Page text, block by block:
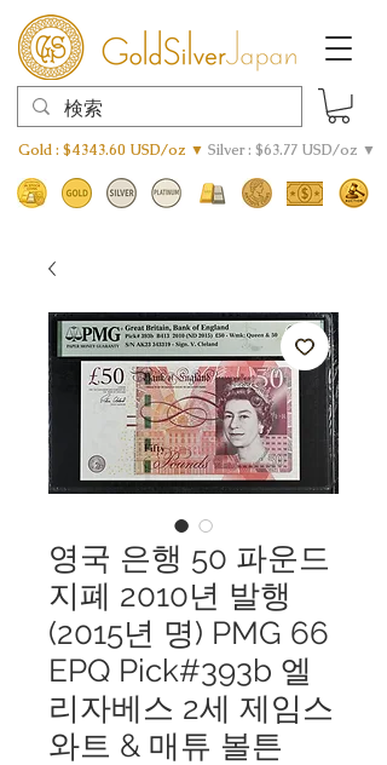
Gold : $4343.60 USD/oz ▼ Silver : $63.77 USD/oz ▼
영국 은행 50 파운드
지폐 2010년 발행
(2015년 명) PMG 66
EPQ Pick#393b 엘
리자베스 2세 제임스
와트 & 매튜 볼튼